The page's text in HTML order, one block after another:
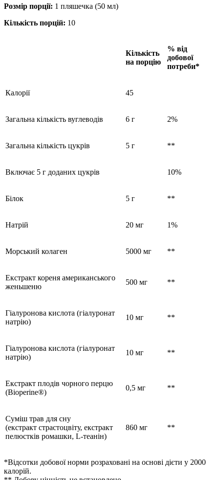
Розмір порції: 1 пляшечка (50 мл)
Кількість порцій: 10
Кількість
на порцію
% від
добової
потреби*
Калорії 45
Загальна кількість вуглеводів 6 г 2%
Загальна кількість цукрів 5 г **
Включає 5 г доданих цукрів 10%
Білок 5 г **
Натрій 20 мг 1%
Морський колаген 5000 мг **
Екстракт кореня американського
женьшеню
500 мг **
Гіалуронова кислота (гіалуронат
натрію)
10 мг **
Гіалуронова кислота (гіалуронат
натрію)
10 мг **
Екстракт плодів чорного перцю
(Bioperine®)
0,5 мг **
Суміш трав для сну
(екстракт страстоцвіту, екстракт
пелюстків ромашки, L-теанін)
860 мг **
*Відсотки добової норми розраховані на основі дієти у 2000
калорій.